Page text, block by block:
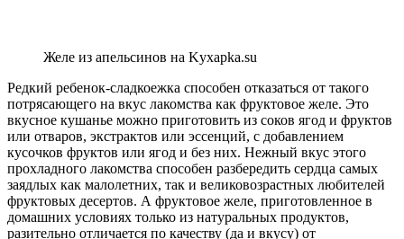
Желе из апельсинов на Kyxapka.su
Редкий ребенок-сладкоежка способен отказаться от такого
потрясающего на вкус лакомства как фруктовое желе. Это
вкусное кушанье можно приготовить из соков ягод и фруктов
или отваров, экстрактов или эссенций, с добавлением
кусочков фруктов или ягод и без них. Нежный вкус этого
прохладного лакомства способен разбередить сердца самых
заядлых как малолетних, так и великовозрастных любителей
фруктовых десертов. А фруктовое желе, приготовленное в
домашних условиях только из натуральных продуктов,
разительно отличается по качеству (да и вкусу) от